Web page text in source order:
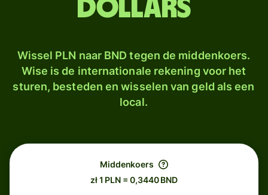
dollars
Wissel PLN naar BND tegen de middenkoers.
Wise is de internationale rekening voor het
sturen, besteden en wisselen van geld als een
local.
Middenkoers
zł 1 PLN = 0,3440 BND